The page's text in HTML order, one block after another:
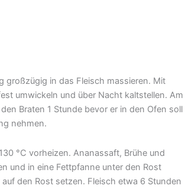
großzügig in das Fleisch massieren. Mit
umwickeln und über Nacht kaltstellen. Am
Braten 1 Stunde bevor er in den Ofen soll
nehmen.
°C vorheizen. Ananassaft, Brühe und
und in eine Fettpfanne unter den Rost
den Rost setzen. Fleisch etwa 6 Stunden